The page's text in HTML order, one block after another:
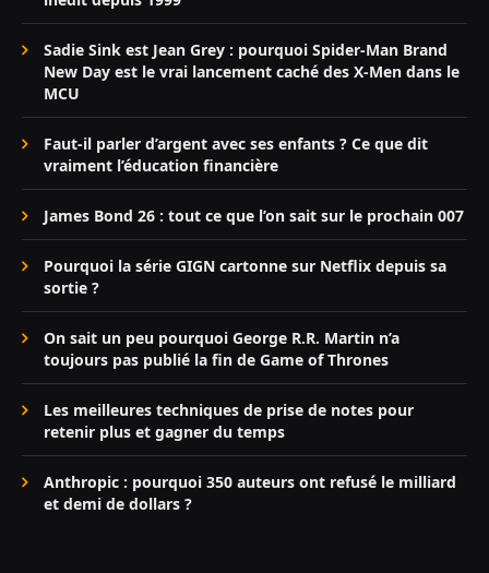
Sadie Sink est Jean Grey : pourquoi Spider-Man Brand
New Day est le vrai lancement caché des X-Men dans le
MCU
Faut-il parler d’argent avec ses enfants ? Ce que dit
vraiment l’éducation financière
James Bond 26 : tout ce que l’on sait sur le prochain 007
Pourquoi la série GIGN cartonne sur Netflix depuis sa
sortie ?
On sait un peu pourquoi George R.R. Martin n’a
toujours pas publié la fin de Game of Thrones
Les meilleures techniques de prise de notes pour
retenir plus et gagner du temps
Anthropic : pourquoi 350 auteurs ont refusé le milliard
et demi de dollars ?